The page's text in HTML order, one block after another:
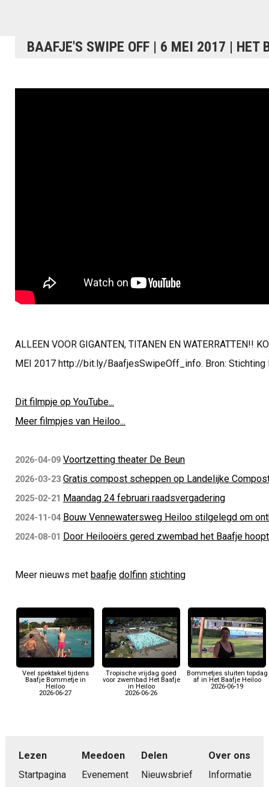
BAAFJE'S SWIPE OFF | 6 MEI 2017 | HET
ALLEEN VOOR GIGANTEN, TITANEN EN WATERRATTEN!!
MEI 2017 http://bit.ly/BaafjesSwipeOff_info. Bron: Stichting
Dit filmpje op YouTube...
Meer filmpjes van Heiloo...
2026-04-09 Voortzetting theater De Beun
2026-03-23 Gratis compost scheppen op Landelijke
2025-02-21 Maandag 24 februari raadsvergadering
2024-11-04 Bouw Vennewatersweg Heiloo stilgelegd om
2024-08-01 Door Heilooërs gered zwembad het Baafje
Meer nieuws met baafje dolfinn stichting
Veel spektakel tijdens
Baafje Bommetje in
Heiloo
2026-06-27
Tropische vrijdag goed
voor zwembad Het Baafje
in Heiloo
2026-06-26
Bommetjes sluiten topdag
af in Het Baafje Heiloo
2026-06-19
Lezen
Startpagina
Meedoen
Evenement
Delen
Nieuwsbrief
Over ons
Informatie